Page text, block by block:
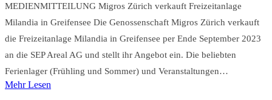
MEDIENMITTEILUNG Migros Zürich verkauft Freizeitanlage
Milandia in Greifensee Die Genossenschaft Migros Zürich verkauft
die Freizeitanlage Milandia in Greifensee per Ende September 2023
an die SEP Areal AG und stellt ihr Angebot ein. Die beliebten
Ferienlager (Frühling und Sommer) und Veranstaltungen…
Mehr Lesen